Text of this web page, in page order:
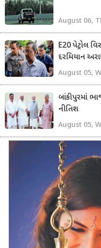
August 06,
E20 પેટ્રોલ
દરમિયાન
August 05,
બાંકીપુરમાં
નીતિશ
August 05,